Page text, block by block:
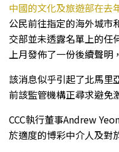
中國的文化及旅遊部在去
公民前往指定的海外城市
交部並未透露名單上的任
上月發佈了一份後續聲明，
該消息似乎引起了北馬里
前該監管機構正尋求避免
CCC執行董事Andrew
於適度的博彩中介人及對